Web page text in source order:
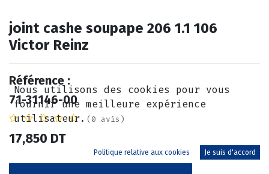
joint cashe soupape 206 1.1 106
Victor Reinz
Référence :
71-31146-00
(0 avis)
17,850 DT
Nous utilisons des cookies pour vous
fournir une meilleure expérience
utilisateur.
Politique relative aux cookies Je suis d'accord